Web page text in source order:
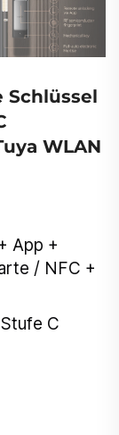
WLAN
App +
/ NFC +
C